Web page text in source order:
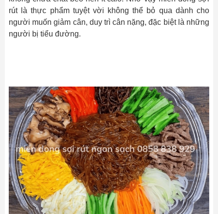
rút là thực phẩm tuyệt vời không thể bỏ qua dành cho
người muốn giảm cân, duy trì cân nặng, đặc biệt là những
người bị tiểu đường.